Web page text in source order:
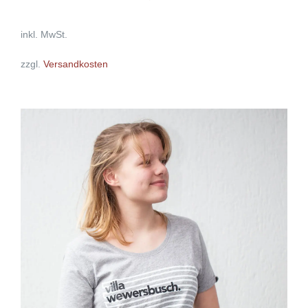
inkl. MwSt.
zzgl. Versandkosten